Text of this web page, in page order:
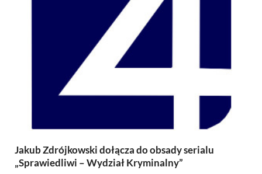
Jakub Zdrójkowski dołącza do obsady serialu
„Sprawiedliwi – Wydział Kryminalny”